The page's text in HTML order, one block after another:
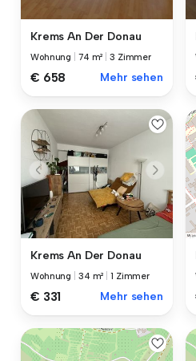
Krems An Der Donau
Wohnung 74 m² |3 Zimmer
€ 658 Mehr sehen
Krems An Der Donau
Wohnung 34 m² |1 Zimmer
€ 331 Mehr sehen